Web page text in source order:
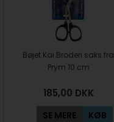
Bøjet Kai Broderi saks fra
Prym 10 cm
185,00 DKK
SE MERE KØB